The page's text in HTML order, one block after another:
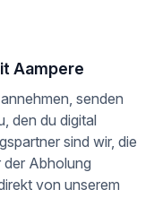
Aampere
senden
den du digital
sind wir, die
Abholung
von unserem